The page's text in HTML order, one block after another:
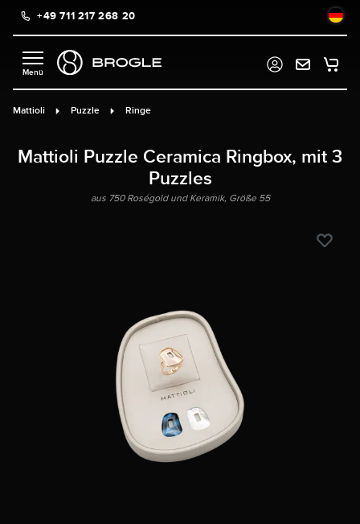
springen
+49 711 217 268 20
Mattioli Puzzle Ringe
Mattioli Puzzle Ceramica Ringbox, mit 3
Puzzles
aus 750 Roségold und Keramik, Größe 55